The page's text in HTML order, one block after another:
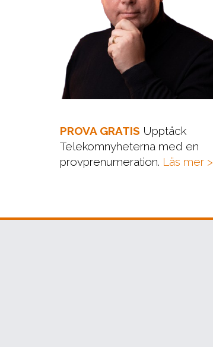
PROVA GRATIS Upptäck
Telekomnyheterna med en
provprenumeration. Läs mer >